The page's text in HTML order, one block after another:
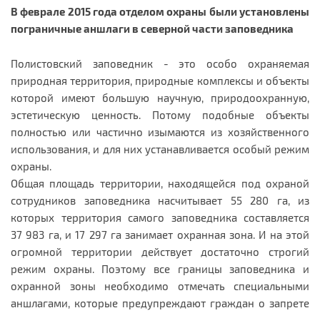
В феврале 2015 года отделом охраны были установлены
пограничные аншлаги в северной части заповедника
Полистовский заповедник - это особо охраняемая
природная территория, природные комплексы и объекты
которой имеют большую научную, природоохранную,
эстетическую ценность. Потому подобные объекты
полностью или частично изымаются из хозяйственного
использования, и для них устанавливается особый режим
охраны.
Общая площадь территории, находящейся под охраной
сотрудников заповедника насчитывает 55 280 га, из
которых территория самого заповедника составляется
37 983 га, и 17 297 га занимает охранная зона. И на этой
огромной территории действует достаточно строгий
режим охраны. Поэтому все границы заповедника и
охранной зоны необходимо отмечать специальными
аншлагами, которые предупреждают граждан о запрете